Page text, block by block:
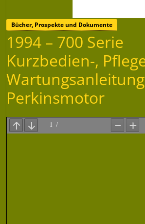
Bücher, Prospekte und Dokumente
1994 – 700 Serie
Kurzbedien-,
Wartungsanleitung
Perkinsmotor